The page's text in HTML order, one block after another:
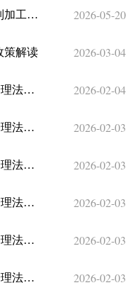
《新疆维吾尔自治区中药材趁鲜切制加工技术规范和质量标准制定工作程序》政策解读 2026-05-20
策解读 2026-03-04
图解海报 | 《中华人民共和国药品管理法实施条例》系列政策图解（六） 2026-02-04
图解海报 | 《中华人民共和国药品管理法实施条例》系列政策图解（五） 2026-02-03
图解海报 | 《中华人民共和国药品管理法实施条例》系列政策图解（四） 2026-02-03
图解海报 | 《中华人民共和国药品管理法实施条例》系列政策图解（三） 2026-02-03
图解海报 | 《中华人民共和国药品管理法实施条例》系列政策图解（二） 2026-02-03
图解海报 | 《中华人民共和国药品管理法实施条例》系列政策图解（一） 2026-02-03